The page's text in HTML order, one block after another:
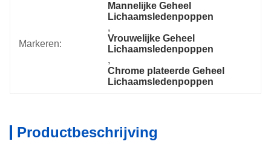
Markeren:
Mannelijke Geheel
Lichaamsledenpoppen
,
Vrouwelijke Geheel
Lichaamsledenpoppen
,
Chrome plateerde Geheel
Lichaamsledenpoppen
Productbeschrijving